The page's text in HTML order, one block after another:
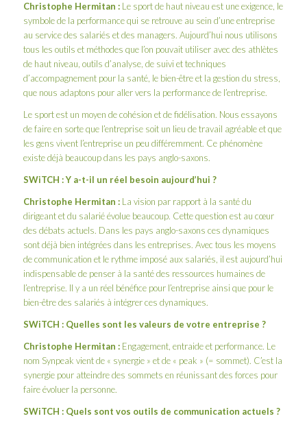
Christophe Hermitan :Le sport de haut niveau est une exigence, le
symbole de la performance qui se retrouve au sein d’une entreprise
au service des salariés et des managers. Aujourd’hui nous utilisons
tous les outils et méthodes que l’on pouvait utiliser avec des athlètes
de haut niveau, outils d’analyse, de suivi et techniques
d’accompagnement pour la santé, le bien-être et la gestion du stress,
que nous adaptons pour aller vers la performance de l’entreprise.
Le sport est un moyen de cohésion et de fidélisation. Nous essayons
de faire en sorte que l’entreprise soit un lieu de travail agréable et que
les gens vivent l’entreprise un peu différemment. Ce phénomène
existe déjà beaucoup dans les pays anglo-saxons.
SWiTCH : Y a-t-il un réel besoin aujourd’hui ?
Christophe Hermitan :La vision par rapport à la santé du
dirigeant et du salarié évolue beaucoup. Cette question est au cœur
des débats actuels. Dans les pays anglo-saxons ces dynamiques
sont déjà bien intégrées dans les entreprises. Avec tous les moyens
de communication et le rythme imposé aux salariés, il est aujourd’hui
indispensable de penser à la santé des ressources humaines de
l’entreprise. Il y a un réel bénéfice pour l’entreprise ainsi que pour le
bien-être des salariés à intégrer ces dynamiques.
SWiTCH : Quelles sont les valeurs de votre entreprise ?
Christophe Hermitan :Engagement, entraide et performance. Le
nom Synpeak vient de « synergie » et de « peak » (= sommet). C’est la
synergie pour atteindre des sommets en réunissant des forces pour
faire évoluer la personne.
SWiTCH : Quels sont vos outils de communication actuels ?